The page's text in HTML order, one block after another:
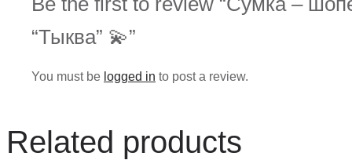
“Тыква” 💫”
You must be logged in to post a review.
Related products